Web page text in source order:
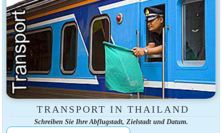
TRANSPORT IN THAILAND
Schreiben Sie Ihre Abflugstadt, Zielstadt und Datum.